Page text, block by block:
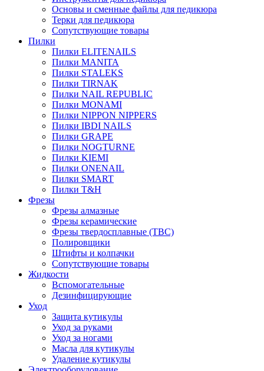
Основы и сменные файлы для педикюра
Терки для педикюра
Сопутствующие товары
Пилки
Пилки ELITENAILS
Пилки MANITA
Пилки STALEKS
Пилки TIRNAK
Пилки NAIL REPUBLIC
Пилки MONAMI
Пилки NIPPON NIPPERS
Пилки IBDI NAILS
Пилки GRAPE
Пилки NOGTURNE
Пилки KIEMI
Пилки ONENAIL
Пилки SMART
Пилки T&H
Фрезы
Фрезы алмазные
Фрезы керамические
Фрезы твердосплавные (ТВС)
Полировщики
Штифты и колпачки
Сопутствующие товары
Жидкости
Вспомогательные
Дезинфицирующие
Уход
Защита кутикулы
Уход за руками
Уход за ногами
Масла для кутикулы
Удаление кутикулы